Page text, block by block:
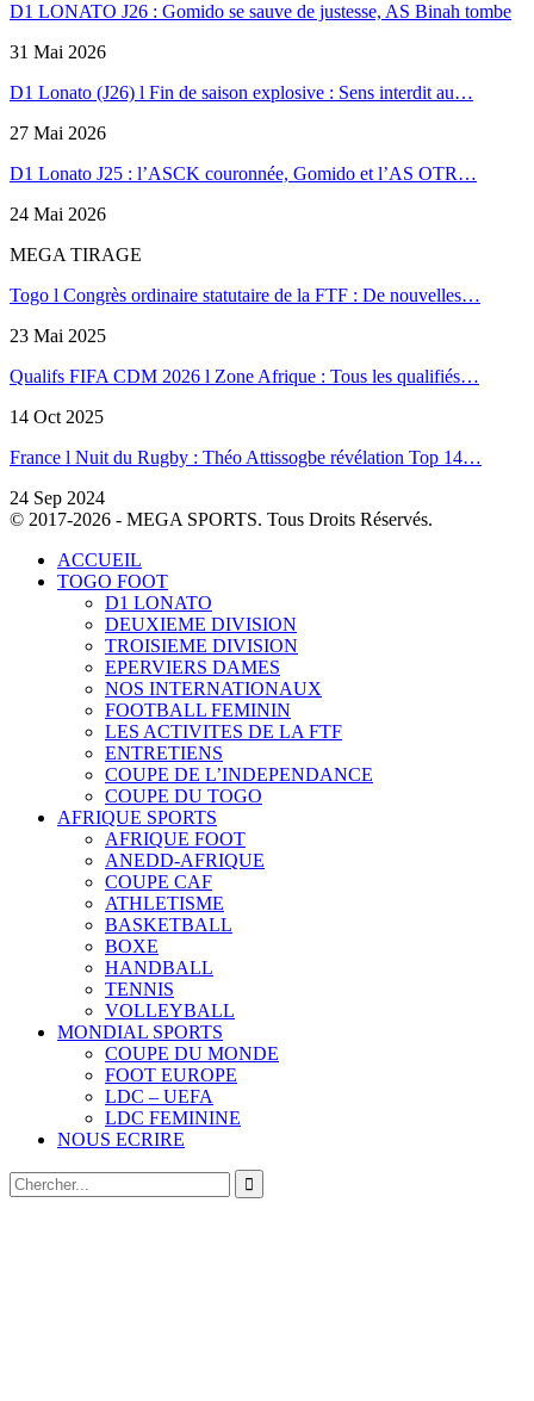
D1 LONATO J26 : Gomido se sauve de justesse, AS Binah tombe
31 Mai 2026
D1 Lonato (J26) l Fin de saison explosive : Sens interdit au…
27 Mai 2026
D1 Lonato J25 : l’ASCK couronnée, Gomido et l’AS OTR…
24 Mai 2026
MEGA TIRAGE
Togo l Congrès ordinaire statutaire de la FTF : De nouvelles…
23 Mai 2025
Qualifs FIFA CDM 2026 l Zone Afrique : Tous les qualifiés…
14 Oct 2025
France l Nuit du Rugby : Théo Attissogbe révélation Top 14…
24 Sep 2024
© 2017-2026 - MEGA SPORTS. Tous Droits Réservés.
ACCUEIL
TOGO FOOT
D1 LONATO
DEUXIEME DIVISION
TROISIEME DIVISION
EPERVIERS DAMES
NOS INTERNATIONAUX
FOOTBALL FEMININ
LES ACTIVITES DE LA FTF
ENTRETIENS
COUPE DE L’INDEPENDANCE
COUPE DU TOGO
AFRIQUE SPORTS
AFRIQUE FOOT
ANEDD-AFRIQUE
COUPE CAF
ATHLETISME
BASKETBALL
BOXE
HANDBALL
TENNIS
VOLLEYBALL
MONDIAL SPORTS
COUPE DU MONDE
FOOT EUROPE
LDC – UEFA
LDC FEMININE
NOUS ECRIRE